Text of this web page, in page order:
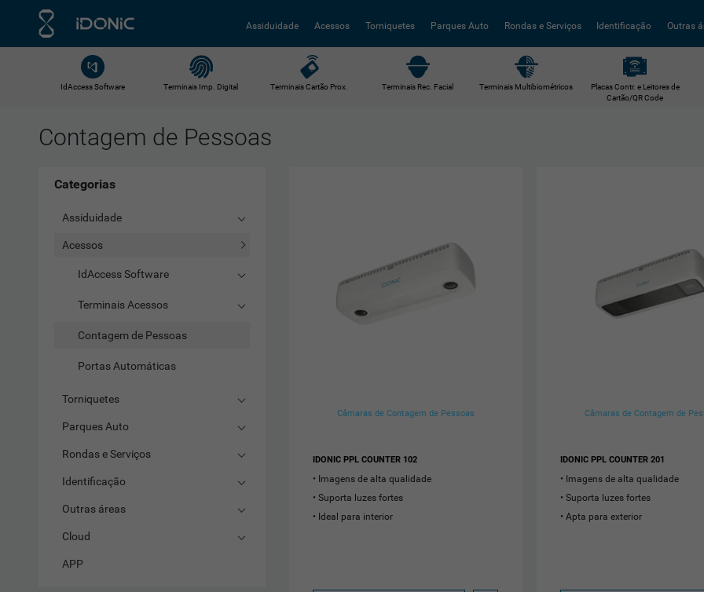
Assiduidade Acessos Torniquetes Parques Auto Rondas e Serviços Identificação Outras
IdAccess Software Terminais Imp. Digital Terminais Cartão Prox. Terminais Rec. Facial Terminais Multibiométricos
Placas Contr. e Leitores de
Cartão/QR Code
Contagem de Pessoas
Categorias
Assiduidade
Acessos
IdAccess Software
Terminais Acessos
Contagem de Pessoas
Portas Automáticas
Torniquetes
Parques Auto
Rondas e Serviços
Identificação
Outras áreas
Cloud
APP
Câmaras de Contagem de Pessoas
IDONIC PPL COUNTER 102
Imagens de alta qualidade
Suporta luzes fortes
Ideal para interior
Câmaras de Contagem de
IDONIC PPL COUNTER 201
Imagens de alta qualidade
Suporta luzes fortes
Apta para exterior